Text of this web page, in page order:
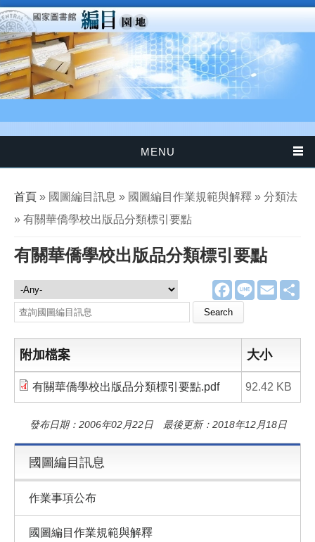
移至主內容
MENU
您在這裡
首頁 » 國圖編目訊息 » 國圖編目作業規範與解釋 » 分類法
» 有關華僑學校出版品分類標引要點
有關華僑學校出版品分類標引要點
F
a
e
o
L
E
m
國圖編目訊息
Search this site
附加檔案 大小
有關華僑學校出版品分類標引要點.pdf 92.42 KB
發布日期：2006年02月22日 最後更新：2018年12月18日
國圖編目訊息
作業事項公布
國圖編目作業規範與解釋